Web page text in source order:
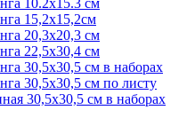
10.2х15.3 см
15,2х15,2см
20,3х20,3 см
22,5х30,4 см
30,5х30,5 см в наборах
30,5х30,5 см по листу
30,5х30,5 см в наборах